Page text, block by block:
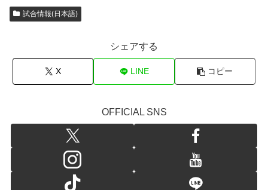
試合情報(日本語)
シェアする
X LINE コピー
OFFICIAL SNS